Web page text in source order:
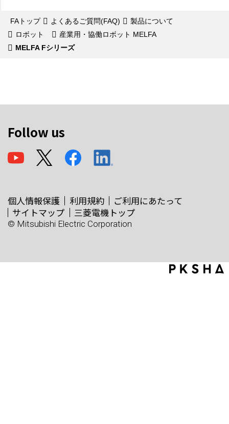
FAトップ よくあるご質問(FAQ)
製品について
ロボット
産業用・協働ロボット MELFA
MELFA Fシリーズ
Follow us
個人情報保護 利用規約
ご利用にあたって
サイトマップ
三菱電機トップ
© Mitsubishi Electric Corporation